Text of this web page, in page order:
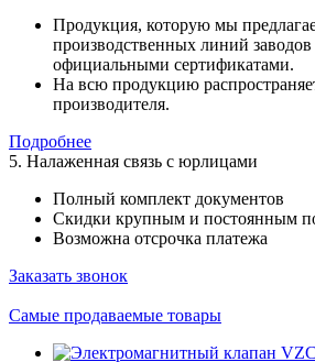
Продукция, которую мы
производственных линий
официальными сертификатами.
На всю продукцию
производителя.
Подробнее
5. Налаженная связь с юрлицами
Полный комплект документов
Скидки крупным и постоянным
Возможна отсрочка платежа
Заказать звонок
Самые продаваемые товары